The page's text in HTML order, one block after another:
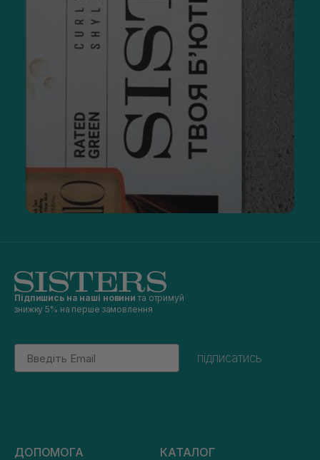
Підпишись на наші новини та отримуй
знижку 5% на перше замовлення
Email
підписатись
ДОПОМОГА КАТАЛОГ